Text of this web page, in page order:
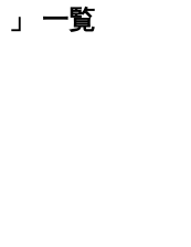
」 一覧